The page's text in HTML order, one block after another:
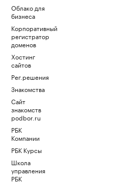
Облако для
бизнеса
Корпоративный
регистратор
доменов
Хостинг
сайтов
Рег.решения
Знакомства
Сайт
знакомств
podbor.ru
РБК
Компании
РБК Курсы
Школа
управления
РБК